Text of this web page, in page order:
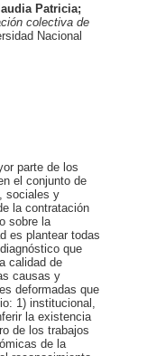
Patricia;
colectiva de
Nacional
parte de los
el conjunto de
sociales y
la contratación
sobre la
es plantear todas
que
calidad de
causas y
deformadas que
1) institucional,
la existencia
de los trabajos
de la